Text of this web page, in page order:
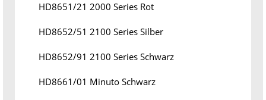
HD8651/21 2000 Series Rot
HD8652/51 2100 Series Silber
HD8652/91 2100 Series Schwarz
HD8661/01 Minuto Schwarz